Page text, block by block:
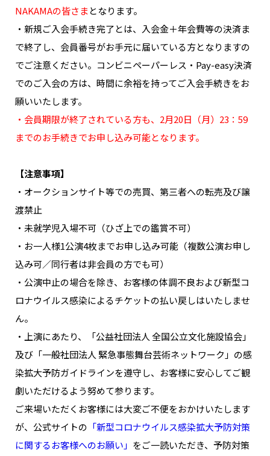
NAKAMAの皆さま となります。
・新規ご入会手続き完了とは、入会金＋年会費等の決済ま
で終了し、会員番号がお手元に届いている方となりますの
でご注意ください。コンビニペーパーレス・Pay-easy決済
でのご入会の方は、時間に余裕を持ってご入会手続きをお
願いいたします。
・会員期限が終了されている方も、2月20日（月）23：59
までのお手続きでお申し込み可能となります。
【注意事項】
・オークションサイト等での売買、第三者への転売及び譲
渡禁止
・未就学児入場不可（ひざ上での鑑賞不可）
・お一人様1公演4枚までお申し込み可能（複数公演お申し
込み可／同行者は非会員の方でも可）
・公演中止の場合を除き、お客様の体調不良および新型コ
ロナウイルス感染によるチケットの払い戻しはいたしませ
ん。
・上演にあたり、「公益社団法人 全国公立文化施設協会」
及び「一般社団法人 緊急事態舞台芸術ネットワーク」の感
染拡大予防ガイドラインを遵守し、お客様に安心してご観
劇いただけるよう努めて参ります。
ご来場いただくお客様には大変ご不便をおかけいたします
が、公式サイトの 「新型コロナウイルス感染拡大予防対策
に関するお客様へのお願い」 をご一読いただき、予防対策